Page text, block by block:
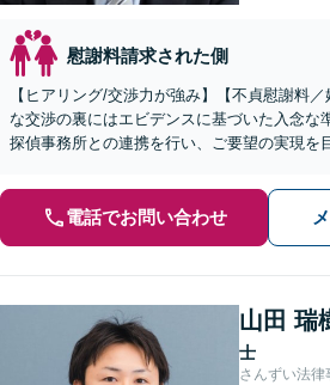
慰謝料請求された側
【ヒアリング/交渉力が強み】【不貞慰謝料
な交渉の裏にはエビデンスに基づいた入念な
探偵事務所との連携を行い、ご要望の実現を
電話でお問い合わせ
山田 瑞
士
さんずい法律